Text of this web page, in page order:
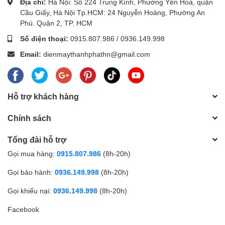
tương tác thông minh, bảng tương tác thông minh, Khung tương tác thông
minh, bục giảng thông minh.
PKLNS..
Chúng tôi cam kết mang lại cho khách hàng :Giá tốt nhất – Sản phẩm chính
Để được tư vấn lắp đặt và sử dụng sản phẩm Quý khách hàng liên
Cung cấpBảng tương tác giá rẻ
nhất
Địa chỉ: Hà Nội: Số 224 Trung Kính, Phường Yên Hoà, quận
Cầu Giấy, Hà Nội Tp.HCM: 24 Nguyễn Hoàng, Phường An
Phú. Quận 2, TP. HCM
Số điện thoại: 0915.807.986 / 0936.149.998
Email: dienmaythanhphathn@gmail.com
Hỗ trợ khách hàng
Chính sách
Tổng đài hỗ trợ
Gọi mua hàng: 0915.807.986 (8h-20h)
Gọi bảo hành: 0936.149.998 (8h-20h)
Gọi khiếu nại: 0936.149.998 (8h-20h)
Facebook